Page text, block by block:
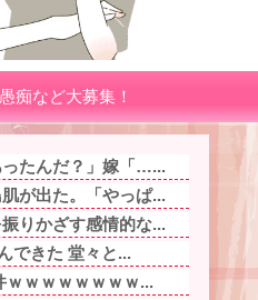
痴など大募集！
ったんだ？」嫁「…...
が出た。「やっぱ...
りかざす感情的な...
できた 堂々と...
ｗｗｗｗｗｗｗ...